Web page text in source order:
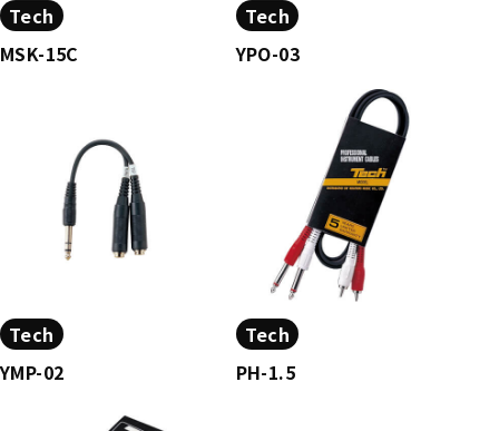
Tech
MSK-15C
Tech
YPO-03
Tech
YMP-02
Tech
PH-1.5